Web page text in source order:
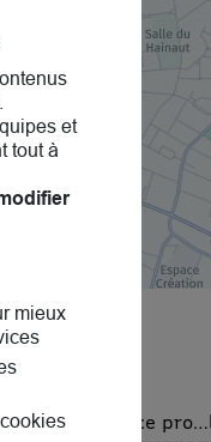
vie, assurance
et
tout à
mieux